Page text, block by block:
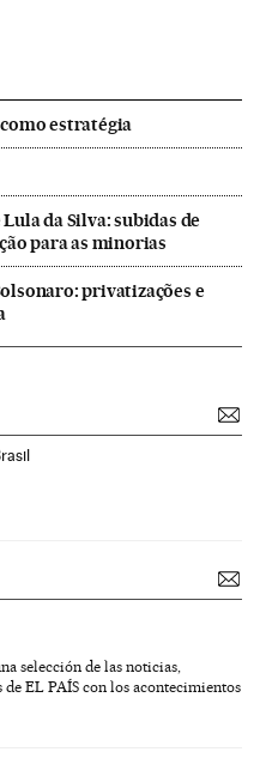
estratégia
da Silva: subidas de
para as minorias
privatizações e
selección de las noticias,
EL PAÍS con los acontecimientos